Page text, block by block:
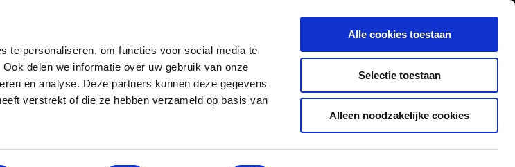
te personaliseren, om functies voor social media te
delen we informatie over uw gebruik van onze
en analyse. Deze partners kunnen deze gegevens
verstrekt of die ze hebben verzameld op basis van
Alle cookies toestaan
Selectie toestaan
Alleen noodzakelijke cookies
Inloggen
Contact
Klanten geven ons een 9,5/10